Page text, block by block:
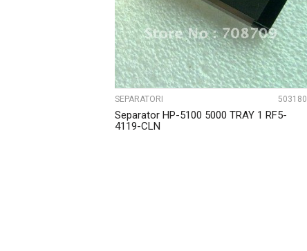
SEPARATORI 503180
Separator HP-5100 5000 TRAY 1 RF5-
4119-CLN